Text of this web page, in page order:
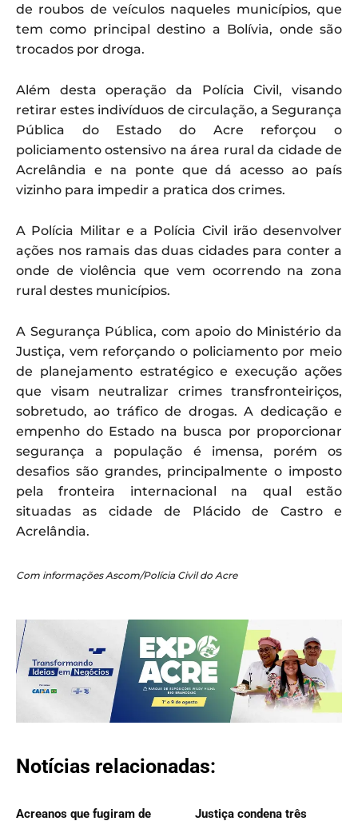
de roubos de veículos naqueles municípios, que
tem como principal destino a Bolívia, onde são
trocados por droga.
Além desta operação da Polícia Civil, visando
retirar estes indivíduos de circulação, a Segurança
Pública do Estado do Acre reforçou o
policiamento ostensivo na área rural da cidade de
Acrelândia e na ponte que dá acesso ao país
vizinho para impedir a pratica dos crimes.
A Polícia Militar e a Polícia Civil irão desenvolver
ações nos ramais das duas cidades para conter a
onde de violência que vem ocorrendo na zona
rural destes municípios.
A Segurança Pública, com apoio do Ministério da
Justiça, vem reforçando o policiamento por meio
de planejamento estratégico e execução ações
que visam neutralizar crimes transfronteiriços,
sobretudo, ao tráfico de drogas. A dedicação e
empenho do Estado na busca por proporcionar
segurança a população é imensa, porém os
desafios são grandes, principalmente o imposto
pela fronteira internacional na qual estão
situadas as cidade de Plácido de Castro e
Acrelândia.
Com informações Ascom/Polícia Civil do Acre
Notícias relacionadas:
Acreanos que fugiram de Justiça condena três